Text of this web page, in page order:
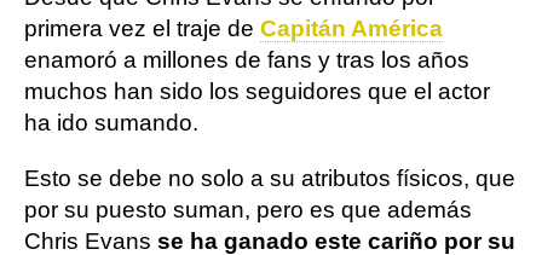
primera vez el traje de Capitán América
enamoró a millones de fans y tras los años
muchos han sido los seguidores que el actor
ha ido sumando.
Esto se debe no solo a su atributos físicos, que
por su puesto suman, pero es que además
Chris Evans se ha ganado este cariño por su